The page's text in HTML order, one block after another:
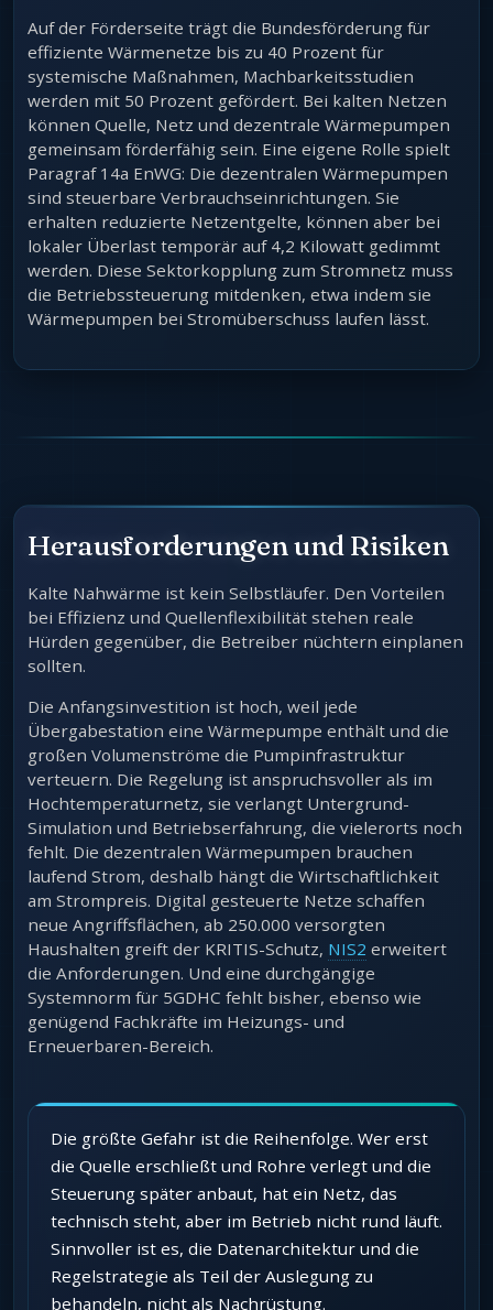
Auf der Förderseite trägt die Bundesförderung für
effiziente Wärmenetze bis zu 40 Prozent für
systemische Maßnahmen, Machbarkeitsstudien
werden mit 50 Prozent gefördert. Bei kalten Netzen
können Quelle, Netz und dezentrale Wärmepumpen
gemeinsam förderfähig sein. Eine eigene Rolle spielt
Paragraf 14a EnWG: Die dezentralen Wärmepumpen
sind steuerbare Verbrauchseinrichtungen. Sie
erhalten reduzierte Netzentgelte, können aber bei
lokaler Überlast temporär auf 4,2 Kilowatt gedimmt
werden. Diese Sektorkopplung zum Stromnetz muss
die Betriebssteuerung mitdenken, etwa indem sie
Wärmepumpen bei Stromüberschuss laufen lässt.
Herausforderungen und Risiken
Kalte Nahwärme ist kein Selbstläufer. Den Vorteilen
bei Effizienz und Quellenflexibilität stehen reale
Hürden gegenüber, die Betreiber nüchtern einplanen
sollten.
Die Anfangsinvestition ist hoch, weil jede
Übergabestation eine Wärmepumpe enthält und die
großen Volumenströme die Pumpinfrastruktur
verteuern. Die Regelung ist anspruchsvoller als im
Hochtemperaturnetz, sie verlangt Untergrund-
Simulation und Betriebserfahrung, die vielerorts noch
fehlt. Die dezentralen Wärmepumpen brauchen
laufend Strom, deshalb hängt die Wirtschaftlichkeit
am Strompreis. Digital gesteuerte Netze schaffen
neue Angriffsflächen, ab 250.000 versorgten
Haushalten greift der KRITIS-Schutz, NIS2 erweitert
die Anforderungen. Und eine durchgängige
Systemnorm für 5GDHC fehlt bisher, ebenso wie
genügend Fachkräfte im Heizungs- und
Erneuerbaren-Bereich.
Die größte Gefahr ist die Reihenfolge. Wer erst
die Quelle erschließt und Rohre verlegt und die
Steuerung später anbaut, hat ein Netz, das
technisch steht, aber im Betrieb nicht rund läuft.
Sinnvoller ist es, die Datenarchitektur und die
Regelstrategie als Teil der Auslegung zu
behandeln, nicht als Nachrüstung.